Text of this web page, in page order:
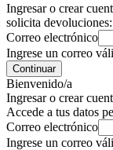
Ingresar o crear
solicita devoluciones:
Correo electrónico
Ingrese un correo
Continuar
Bienvenido/a
Ingresar o crear
Accede a tus datos
Correo electrónico
Ingrese un correo